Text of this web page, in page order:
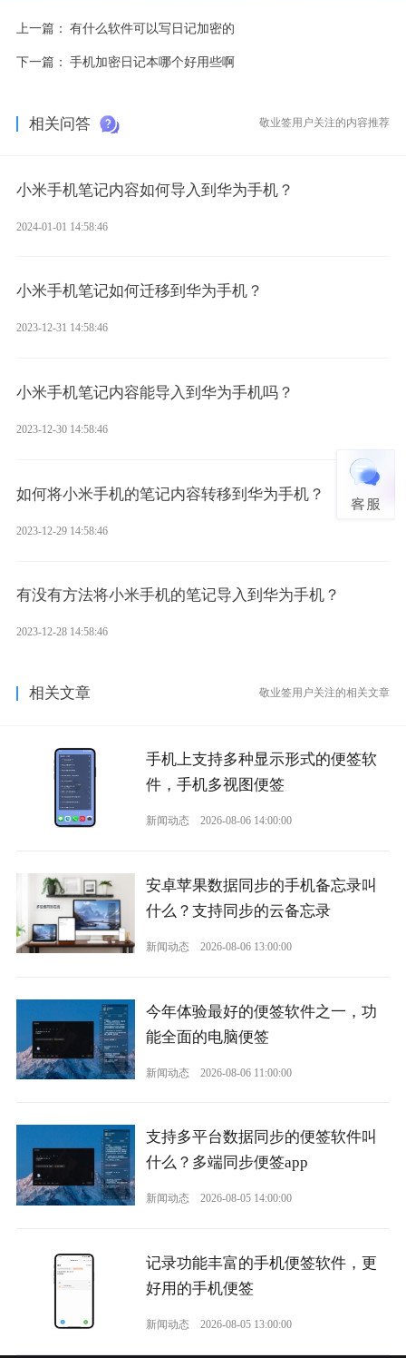
上一篇： 有什么软件可以写日记加密的
下一篇： 手机加密日记本哪个好用些啊
相关问答 敬业签用户关注的内容推荐
小米手机笔记内容如何导入到华为手机？
2024-01-01 14:58:46
小米手机笔记如何迁移到华为手机？
2023-12-31 14:58:46
小米手机笔记内容能导入到华为手机吗？
2023-12-30 14:58:46
如何将小米手机的笔记内容转移到华为手机？
2023-12-29 14:58:46
有没有方法将小米手机的笔记导入到华为手机？
2023-12-28 14:58:46
相关文章 敬业签用户关注的相关文章
手机上支持多种显示形式的便签软
件，手机多视图便签
新闻动态 2026-08-06 14:00:00
安卓苹果数据同步的手机备忘录叫
什么？支持同步的云备忘录
新闻动态 2026-08-06 13:00:00
今年体验最好的便签软件之一，功
能全面的电脑便签
新闻动态 2026-08-06 11:00:00
支持多平台数据同步的便签软件叫
什么？多端同步便签app
新闻动态 2026-08-05 14:00:00
记录功能丰富的手机便签软件，更
好用的手机便签
新闻动态 2026-08-05 13:00:00